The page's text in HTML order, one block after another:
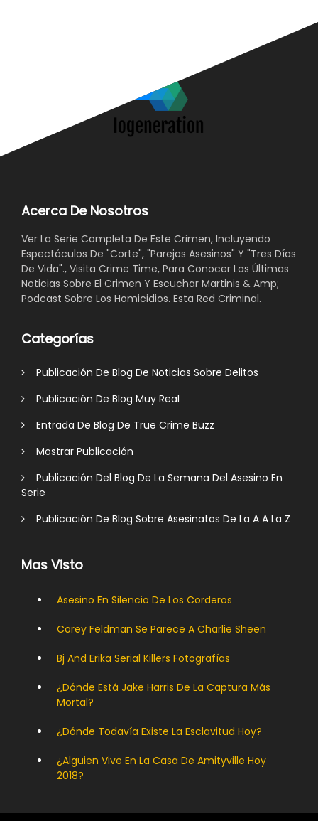
Acerca De Nosotros
Ver La Serie Completa De Este Crimen, Incluyendo
Espectáculos De "Corte", "Parejas Asesinos" Y "Tres Días
De Vida"., Visita Crime Time, Para Conocer Las Últimas
Noticias Sobre El Crimen Y Escuchar Martinis & Amp;
Podcast Sobre Los Homicidios. Esta Red Criminal.
Categorías
Publicación De Blog De Noticias Sobre Delitos
Publicación De Blog Muy Real
Entrada De Blog De True Crime Buzz
Mostrar Publicación
Publicación Del Blog De La Semana Del Asesino En
Serie
Publicación De Blog Sobre Asesinatos De La A A La Z
Mas Visto
Asesino En Silencio De Los Corderos
Corey Feldman Se Parece A Charlie Sheen
Bj And Erika Serial Killers Fotografías
¿Dónde Está Jake Harris De La Captura Más
Mortal?
¿Dónde Todavía Existe La Esclavitud Hoy?
¿Alguien Vive En La Casa De Amityville Hoy
2018?